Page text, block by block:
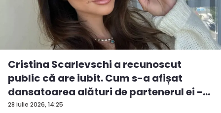
28 iulie 2026, 14:25
Cristina Scarlevschi a recunoscut
public că are iubit. Cum s-a afișat
dansatoarea alături de partenerul ei -
V...